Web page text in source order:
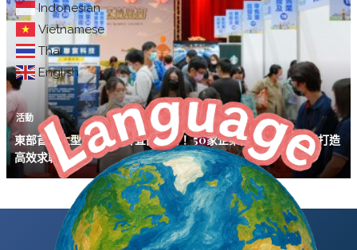
Indonesian
Vietnamese
Thai
English
活動
東部首場大型就博會5/17宜蘭登場！ 50家企業搶才、數位流程打造
高效求職體驗